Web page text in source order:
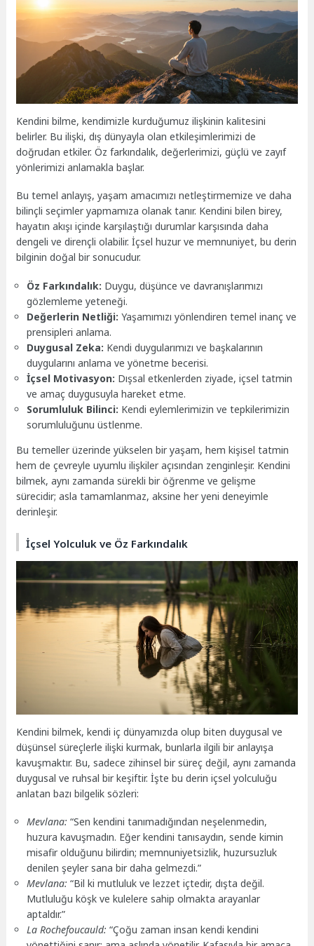
Kendini bilme, kendimizle kurduğumuz ilişkinin kalitesini
belirler. Bu ilişki, dış dünyayla olan etkileşimlerimizi de
doğrudan etkiler. Öz farkındalık, değerlerimizi, güçlü ve zayıf
yönlerimizi anlamakla başlar.
Bu temel anlayış, yaşam amacımızı netleştirmemize ve daha
bilinçli seçimler yapmamıza olanak tanır. Kendini bilen birey,
hayatın akışı içinde karşılaştığı durumlar karşısında daha
dengeli ve dirençli olabilir. İçsel huzur ve memnuniyet, bu derin
bilginin doğal bir sonucudur.
Öz Farkındalık: Duygu, düşünce ve davranışlarımızı
gözlemleme yeteneği.
Değerlerin Netliği: Yaşamımızı yönlendiren temel inanç ve
prensipleri anlama.
Duygusal Zeka: Kendi duygularımızı ve başkalarının
duygularını anlama ve yönetme becerisi.
İçsel Motivasyon: Dışsal etkenlerden ziyade, içsel tatmin
ve amaç duygusuyla hareket etme.
Sorumluluk Bilinci: Kendi eylemlerimizin ve tepkilerimizin
sorumluluğunu üstlenme.
Bu temeller üzerinde yükselen bir yaşam, hem kişisel tatmin
hem de çevreyle uyumlu ilişkiler açısından zenginleşir. Kendini
bilmek, aynı zamanda sürekli bir öğrenme ve gelişme
sürecidir; asla tamamlanmaz, aksine her yeni deneyimle
derinleşir.
İçsel Yolculuk ve Öz Farkındalık
Kendini bilmek, kendi iç dünyamızda olup biten duygusal ve
düşünsel süreçlerle ilişki kurmak, bunlarla ilgili bir anlayışa
kavuşmaktır. Bu, sadece zihinsel bir süreç değil, aynı zamanda
duygusal ve ruhsal bir keşiftir. İşte bu derin içsel yolculuğu
anlatan bazı bilgelik sözleri:
Mevlana: “Sen kendini tanımadığından neşelenmedin,
huzura kavuşmadın. Eğer kendini tanısaydın, sende kimin
misafir olduğunu bilirdin; memnuniyetsizlik, huzursuzluk
denilen şeyler sana bir daha gelmezdi.”
Mevlana: “Bil ki mutluluk ve lezzet içtedir, dışta değil.
Mutluluğu köşk ve kulelere sahip olmakta arayanlar
aptaldır.”
La Rochefoucauld: “Çoğu zaman insan kendi kendini